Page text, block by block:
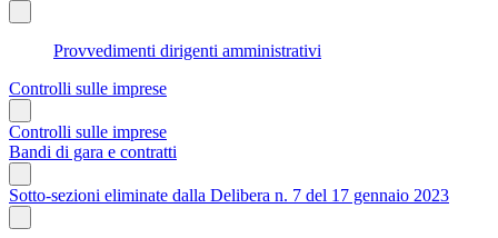
Provvedimenti dirigenti amministrativi
Controlli sulle imprese
Controlli sulle imprese
Bandi di gara e contratti
Sotto-sezioni eliminate dalla Delibera n. 7 del 17 gennaio 2023